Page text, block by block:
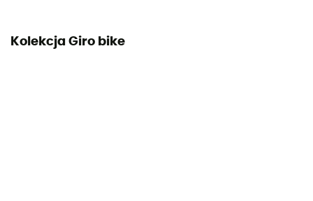
Kolekcja Giro bike